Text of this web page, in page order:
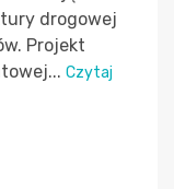
drogowej
Projekt
Czytaj